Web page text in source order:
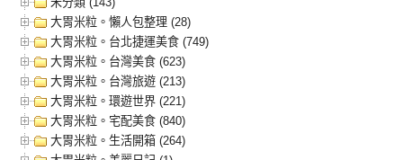
大胃米粒。懶人包整理 (28)
大胃米粒。台北捷運美食 (749)
大胃米粒。台灣美食 (623)
大胃米粒。台灣旅遊 (213)
大胃米粒。環遊世界 (221)
大胃米粒。宅配美食 (840)
大胃米粒。生活開箱 (264)